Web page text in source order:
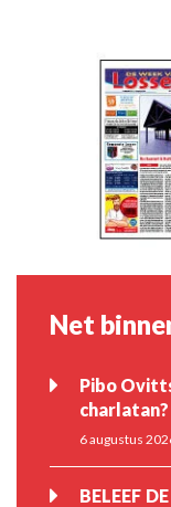
Net
Pibo
6 augustus
BELEEF